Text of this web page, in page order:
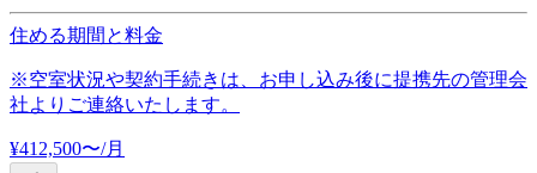
住める期間と料金
※空室状況や契約手続きは、お申し込み後に提携先の管理会
社よりご連絡いたします。
¥412,500〜/月